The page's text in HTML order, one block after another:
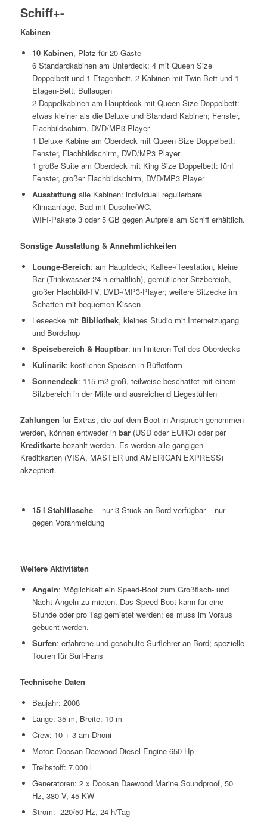
Schiff+-
Kabinen
10 Kabinen, Platz für 20 Gäste
6 Standardkabinen am Unterdeck: 4 mit Queen Size
Doppelbett und 1 Etagenbett, 2 Kabinen mit Twin-Bett und 1
Etagen-Bett; Bullaugen
2 Doppelkabinen am Hauptdeck mit Queen Size Doppelbett:
etwas kleiner als die Deluxe und Standard Kabinen; Fenster,
Flachbildschirm, DVD/MP3 Player
1 Deluxe Kabine am Oberdeck mit Queen Size Doppelbett:
Fenster, Flachbildschirm, DVD/MP3 Player
1 große Suite am Oberdeck mit King Size Doppelbett: fünf
Fenster, großer Flachbildschirm, DVD/MP3 Player
Ausstattung alle Kabinen: individuell regulierbare
Klimaanlage, Bad mit Dusche/WC.
WIFI-Pakete 3 oder 5 GB gegen Aufpreis am Schiff erhältlich.
Sonstige Ausstattung & Annehmlichkeiten
Lounge-Bereich: am Hauptdeck; Kaffee-/Teestation, kleine
Bar (Trinkwasser 24 h erhältlich), gemütlicher Sitzbereich,
großer Flachbild-TV, DVD-/MP3-Player; weitere Sitzecke im
Schatten mit bequemen Kissen
Leseecke mit Bibliothek, kleines Studio mit Internetzugang
und Bordshop
Speisebereich & Hauptbar: im hinteren Teil des Oberdecks
Kulinarik: köstlichen Speisen in Büffetform
Sonnendeck: 115 m2 groß, teilweise beschattet mit einem
Sitzbereich in der Mitte und ausreichend Liegestühlen
Zahlungen für Extras, die auf dem Bootin Anspruch genommen
werden, können entweder in bar(USD oder EURO) oder per
Kreditkartebezahlt werden. Es werden alle gängigen
Kreditkarten(VISA, MASTERund AMERICAN EXPRESS)
akzeptiert.
15 l Stahlflasche– nur 3 Stück an Bord verfügbar – nur
gegen Voranmeldung
Weitere Aktivitäten
Angeln: Möglichkeit ein Speed-Boot zum Großfisch- und
Nacht-Angeln zu mieten. Das Speed-Boot kann für eine
Stunde oder pro Tag gemietet werden; es muss im Voraus
gebucht werden.
Surfen: erfahrene und geschulte Surflehrer an Bord; spezielle
Touren für Surf-Fans
Technische Daten
Baujahr: 2008
Länge: 35 m, Breite: 10 m
Crew: 10 + 3 am Dhoni
Motor: Doosan Daewood Diesel Engine 650 Hp
Treibstoff: 7.000 l
Generatoren: 2 x Doosan Daewood Marine Soundproof, 50
Hz, 380 V, 45 KW
Strom: 220/50 Hz, 24 h/Tag